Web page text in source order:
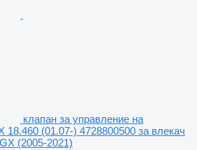
клапан за управление на
18.460 (01.07-) 4728800500 за влекач
(2005-2021)